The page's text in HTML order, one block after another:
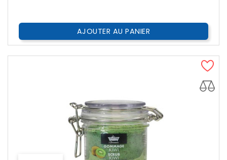
AJOUTER AU PANIER